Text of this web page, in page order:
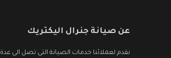
عن صيانة جنرال اليكتريك
نقدم لعملائنا خدمات الصيانة التى تصل الى عدة